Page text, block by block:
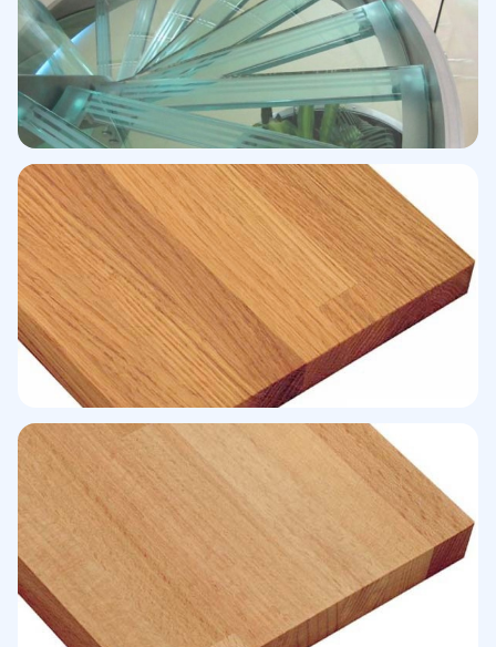
Peldaños serigrafiados
Antideslizante personalizado
Escalón madera · Roble
Alistonado natural